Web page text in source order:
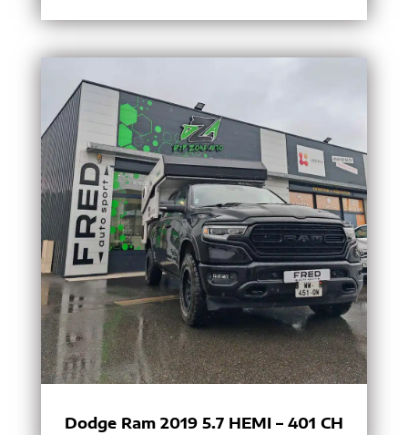
Dodge Ram 2019 5.7 HEMI – 401 CH